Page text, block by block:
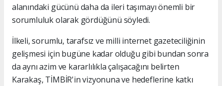
alanındaki gücünü daha da ileri taşımayı önemli bir
sorumluluk olarak gördüğünü söyledi.
İlkeli, sorumlu, tarafsız ve milli internet gazeteciliğinin
gelişmesi için bugüne kadar olduğu gibi bundan sonra
da aynı azim ve kararlılıkla çalışacağını belirten
Karakaş, TİMBİR'in vizyonuna ve hedeflerine katkı